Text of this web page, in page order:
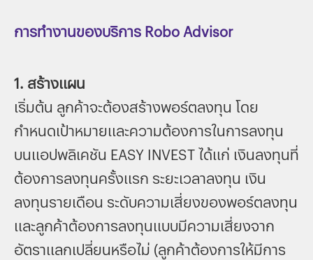
การทำงานของบริการ Robo Advisor
1. สร้างแผน
เริ่มต้น ลูกค้าจะต้องสร้างพอร์ตลงทุน โดย
กำหนดเป้าหมายและความต้องการในการลงทุน
บนแอปพลิเคชัน EASY INVEST ได้แก่ เงินลงทุนที่
ต้องการลงทุนครั้งแรก ระยะเวลาลงทุน เงิน
ลงทุนรายเดือน ระดับความเสี่ยงของพอร์ตลงทุน
และลูกค้าต้องการลงทุนแบบมีความเสี่ยงจาก
อัตราแลกเปลี่ยนหรือไม่ (ลูกค้าต้องการให้มีการ